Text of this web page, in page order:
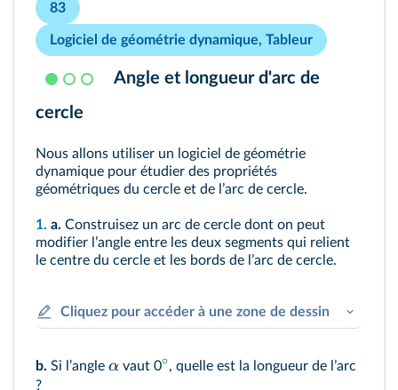
83
Logiciel de géométrie dynamique, Tableur
Angle et longueur d'arc de
cercle
Nous allons utiliser un logiciel de géométrie
dynamique pour étudier des propriétés
géométriques du cercle et de lʼarc de cercle.
1. a. Construisez un arc de cercle dont on peut
modifier lʼangle entre les deux segments qui relient
le centre du cercle et les bords de lʼarc de cercle.
Cliquez pour accéder à une zone de dessin
b. Si lʼangle α vaut 0∘, quelle est la longueur de lʼarc
?